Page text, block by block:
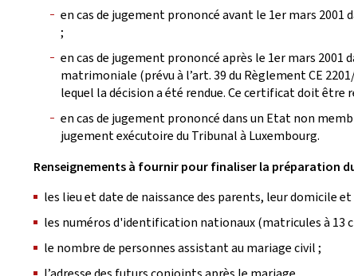
en cas de jugement prononcé avant le 1er mars
;
en cas de jugement prononcé après le 1er mars
matrimoniale (prévu à l’art. 39 du Règlement CE
lequel la décision a été rendue. Ce certificat doit être
en cas de jugement prononcé dans un Etat non
jugement exécutoire du Tribunal à Luxembourg.
Renseignements à fournir pour finaliser la préparation
les lieu et date de naissance des parents, leur domicile
les numéros d'identification nationaux (matricules à 13
le nombre de personnes assistant au mariage civil ;